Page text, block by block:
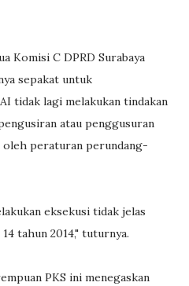
Komisi C DPRD Surabaya
sepakat untuk
tidak lagi melakukan tindakan
atau penggusuran
peraturan perundang-
eksekusi tidak jelas
tahun 2014," tuturnya.
PKS ini menegaskan